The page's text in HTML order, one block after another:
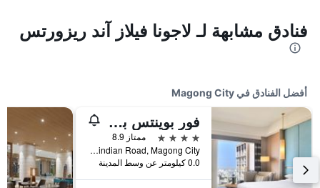
فنادق مشابهة لـ لاجونا فيلاز آند ريزورتس
أفضل الفنادق في Magong City
فور بوينتس باي شيراتون بينغو
4 نجوم
ممتاز 8.9
No 197 Xindian Road, Magong City, تايوان
0.0 كيلومتر عن وسط المدينة